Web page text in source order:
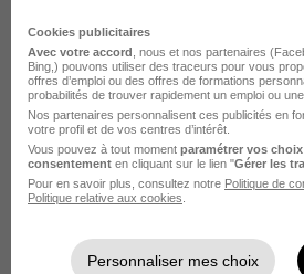
Postuler chez Scalian
Ingénieur Scalian
PMO Scalian
Développeur Java Scalian
Ingénieur en électronique Scalian
Cookies publicitaires
Avec votre accord , nous et nos partenaires
Bing,) pouvons utiliser des traceurs pour vous
offres d’emploi ou des offres de formations
probabilités de trouver rapidement un emploi ou
Nos partenaires personnalisent ces publicités en
votre profil et de vos centres d’intérêt.
Vous pouvez à tout moment paramétrer vos choix
consentement en cliquant sur le lien "Gérer les
Pour en savoir plus, consultez notre Politique de
Politique relative aux cookies
Personnaliser mes choix